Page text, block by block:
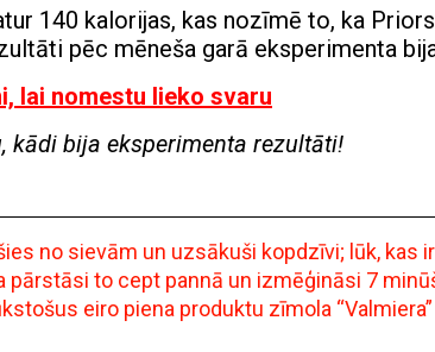
140 kalorijas, kas nozīmē to, ka
pēc mēneša garā eksperimenta
lai nomestu lieko svaru
kādi bija eksperimenta rezultāti!
no sievām un uzsākuši kopdzīvi; lūk, kas
pārstāsi to cept pannā un izmēģināsi 7
eiro piena produktu zīmola